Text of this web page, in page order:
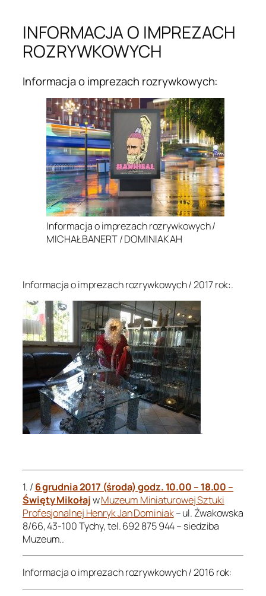
INFORMACJA O IMPREZACH
ROZRYWKOWYCH
Informacja o imprezach rozrywkowych:
Informacja o imprezach rozrywkowych /
MICHAŁ BANERT / DOMINIAK AH
Informacja o imprezach rozrywkowych / 2017 rok:.
.
1. / 6 grudnia 2017 (środa) godz. 10.00 – 18.00 –
Święty MikołajwMuzeum Miniaturowej Sztuki
Profesjonalnej Henryk Jan Dominiak– ul. Żwakowska
8/66, 43-100 Tychy, tel. 692 875 944 – siedziba
Muzeum..
Informacja o imprezach rozrywkowych / 2016 rok: